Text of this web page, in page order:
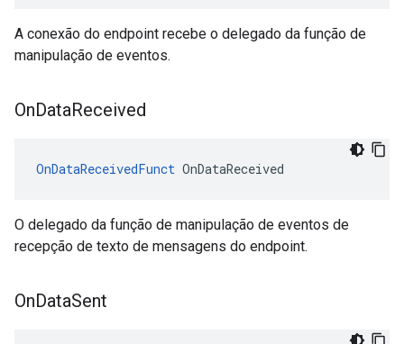
A conexão do endpoint recebe o delegado da função de
manipulação de eventos.
OnDataReceived
OnDataReceivedFunct OnDataReceived
O delegado da função de manipulação de eventos de
recepção de texto de mensagens do endpoint.
OnDataSent